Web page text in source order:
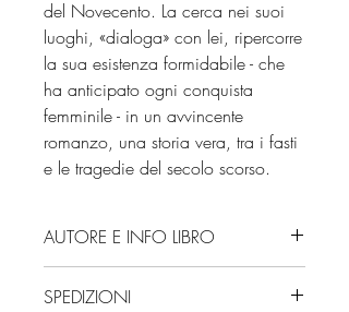
del Novecento. La cerca nei suoi
luoghi, «dialoga» con lei, ripercorre
la sua esistenza formidabile - che
ha anticipato ogni conquista
femminile - in un avvincente
romanzo, una storia vera, tra i fasti
e le tragedie del secolo scorso.
AUTORE E INFO LIBRO
Editore: Einaudi
SPEDIZIONI